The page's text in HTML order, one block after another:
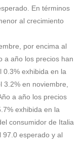
En términos
al crecimiento
por encima al
a año los precios han
0.3% exhibida en la
en noviembre,
a año los precios
exhibida en la
consumidor de Italia
97.0 esperado y al